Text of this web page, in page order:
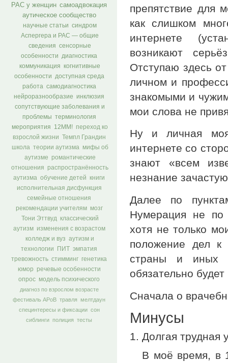
РАС у женщин самоадвокация
аутическое сообщество
научные статьи синдром
Аспергера и РАС — общие
сведения сенсорные
особенности диагностика
коммуникация когнитивные
особенности доступная среда
работа самодиагностика
нейроразнообразие инклюзия
сопутствующие заболевания и
проблемы терминология
мероприятия 12ММ! переход ко
взрослой жизни
Темпл Грандин
школа теории аутизма
мифы об
аутизме
романтические
отношения
распространённость
аутизма обучение детей
книги
исполнительная дисфункция
семейные отношения
рекомендации учителям
мозг
Тони Эттвуд
классический
аутизм
изменения с возрастом
колледж и вуз аутизм и
технологии
ПИТ
эмпатия
тревожность стимминг генетика
юмор
речевые особенности
опрос модель психического
диагноз по взрослом возрасте
фестиваль АРоВ травля мелтдаун
специнтересы и фиксации сон
сиблинги полиция тесты
препятствие для
как слишком
интернете
возникают
Отступаю здесь
личном и
знакомыми и
мои слова не
Ну и личная
интернете со
знают «всем
незнание
Далее по
Нумерация не по
хотя не только
положение дел к
страны и иных
обязательно
Сначала о
Минусы
Долгая трудная
В моё время, в